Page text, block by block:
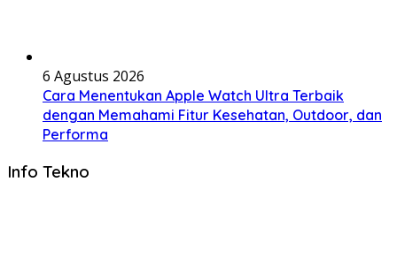
6 Agustus 2026
Cara Menentukan Apple Watch Ultra Terbaik
dengan Memahami Fitur Kesehatan, Outdoor, dan
Performa
Info Tekno